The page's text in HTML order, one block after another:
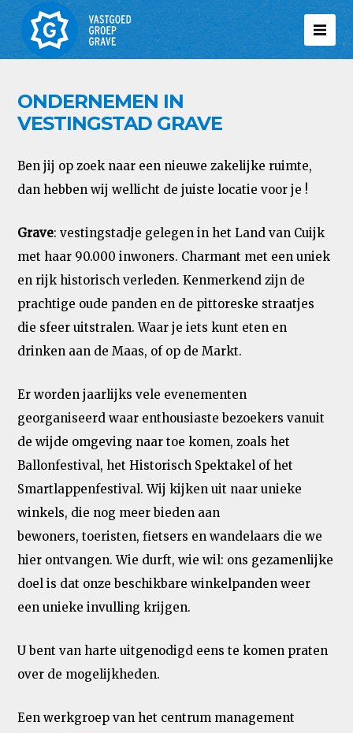
ONDERNEMEN IN
VESTINGSTAD GRAVE
Ben jij op zoek naar een nieuwe zakelijke ruimte,
dan hebben wij wellicht de juiste locatie voor je !
Grave: vestingstadje gelegen in het Land van Cuijk
met haar 90.000 inwoners. Charmant met een uniek
en rijk historisch verleden. Kenmerkend zijn de
prachtige oude panden en de pittoreske straatjes
die sfeer uitstralen. Waar je iets kunt eten en
drinken aan de Maas, of op de Markt.
Er worden jaarlijks vele evenementen
georganiseerd waar enthousiaste bezoekers vanuit
de wijde omgeving naar toe komen, zoals het
Ballonfestival, het Historisch Spektakel of het
Smartlappenfestival. Wij kijken uit naar unieke
winkels, die nog meer bieden aan
bewoners, toeristen, fietsers en wandelaars die we
hier ontvangen. Wie durft, wie wil: ons gezamenlijke
doel is dat onze beschikbare winkelpanden weer
een unieke invulling krijgen.
U bent van harte uitgenodigd eens te komen praten
over de mogelijkheden.
Een werkgroep van het centrum management